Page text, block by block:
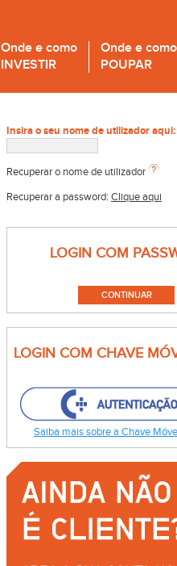
Onde e como
INVESTIR
Onde e como
POUPAR
Insira o seu nome de utilizador aqui:
Recuperar o nome de utilizador
Recuperar a password: Clique aqui
LOGIN COM
LOGIN COM CHAVE
Saiba mais sobre a Chave